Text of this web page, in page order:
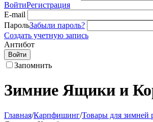
ВойтиРегистрация
E-mail
ПарольЗабыли пароль?
Создать учетную запись
Антибот
Войти
Запомнить
Зимние Ящики и
Главная/Карпфишинг/Товары для зимней